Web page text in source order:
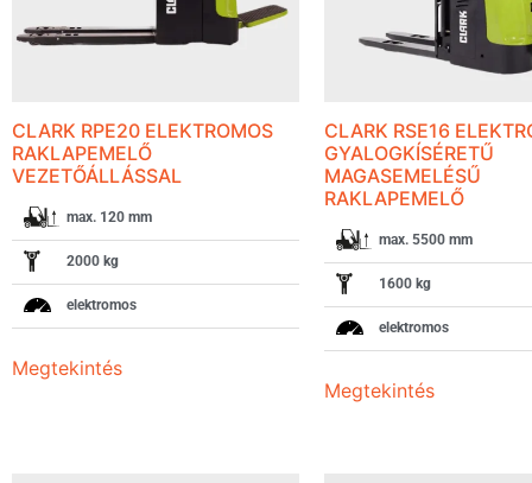
CLARK RPE20 ELEKTROMOS
RAKLAPEMELŐ
VEZETŐÁLLÁSSAL
max. 120 mm
2000 kg
elektromos
Megtekintés
CLARK RSE16
GYALOGKÍSÉRETŰ
MAGASEMELÉSŰ
RAKLAPEMELŐ
max. 5500 mm
1600 kg
elektromos
Megtekintés